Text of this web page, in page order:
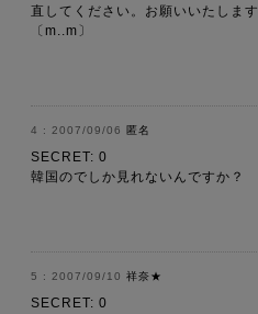
直してください。お願いいたします
〔m..m〕
2007/09/06 匿名
SECRET: 0
韓国のでしか見れないんですか？
2007/09/10 祥奈★
SECRET: 0